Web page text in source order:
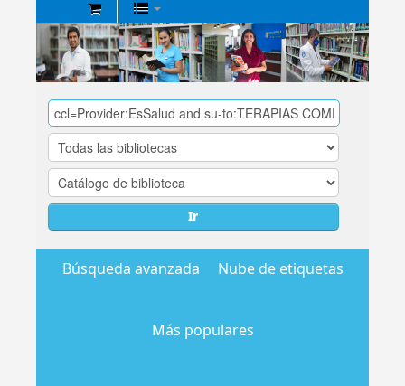
Biblioteca
Central
EsSalud
Ir
Búsqueda avanzada Nube de etiquetas
Más populares